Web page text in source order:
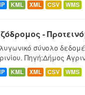
KML XML CSV WMS
-
σύνολο
Πηγή:Δήμος
KML XML CSV WMS